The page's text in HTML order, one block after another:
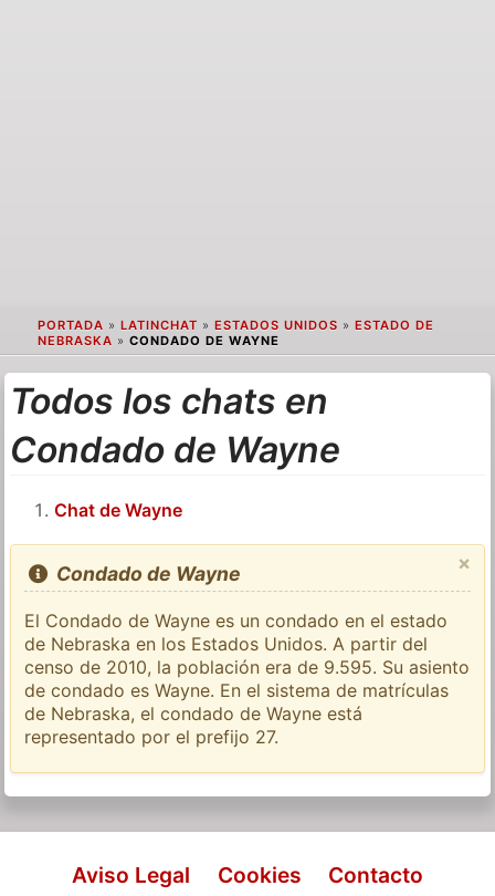
PORTADA » LATINCHAT » ESTADOS UNIDOS » ESTADO DE
NEBRASKA » CONDADO DE WAYNE
Todos los chats en
Condado de Wayne
Chat de Wayne
×
Condado de Wayne
El Condado de Wayne es un condado en el estado
de Nebraska en los Estados Unidos. A partir del
censo de 2010, la población era de 9.595. Su asiento
de condado es Wayne. En el sistema de matrículas
de Nebraska, el condado de Wayne está
representado por el prefijo 27.
Aviso Legal Cookies Contacto